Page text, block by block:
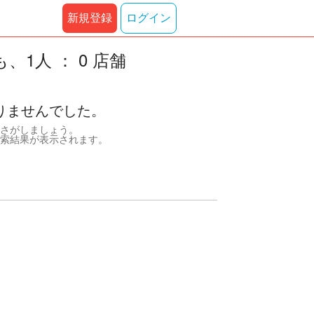
新規登録 ログイン
、1人 ： 0 店舗
せんでした。
がしましょう。
結果が表示されます。